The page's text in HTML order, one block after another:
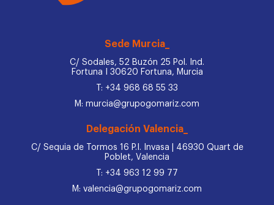
Sede Murcia_
C/ Sodales, 52 Buzón 25 Pol. Ind.
Fortuna I 30620 Fortuna, Murcia
T: +34 968 68 55 33
M: murcia@grupogomariz.com
Delegación Valencia_
C/ Sequia de Tormos 16 P.I. Invasa | 46930 Quart de
Poblet, Valencia
T: +34 963 12 99 77
M: valencia@grupogomariz.com